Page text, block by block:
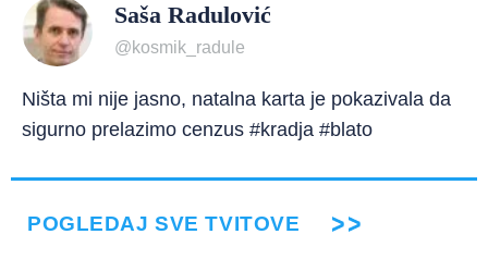
Saša Radulović
@kosmik_radule
Ništa mi nije jasno, natalna karta je pokazivala da
sigurno prelazimo cenzus #kradja #blato
POGLEDAJ SVE TVITOVE